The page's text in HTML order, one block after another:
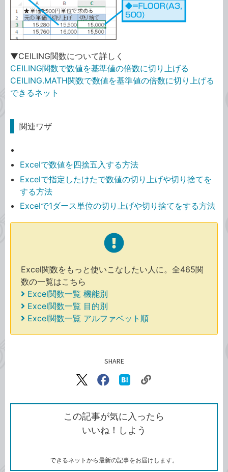
▼CEILING関数について詳しく
CEILING関数で数値を基準値の倍数に切り上げる
CEILING.MATH関数で数値を基準値の倍数に切り上げる
できるネット
関連ワザ
Excelで数値を四捨五入する方法
Excelで指定したけたで数値の切り上げや切り捨てを
する方法
Excelで1ダース単位の切り上げや切り捨てをする方法
Excel関数をもっと使いこなしたい人に。全465関
数の一覧はこちら
Excel関数一覧 機能別
Excel関数一覧 目的別
Excel関数一覧 アルファベット順
SHARE
X（旧
で
シ
ェ
ア
Facebook
シ
ェ
ア
な
ブ
ッ
ク
ク
ク
を
コ
この記事が気に入ったら
いいね！しよう
できるネットから最新の記事をお届けします。